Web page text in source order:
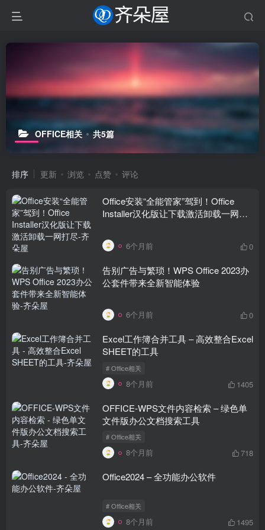
OFFICE相关 共5篇
排序 更新 浏览 点赞 评论
Office安装“全能管家”驾到！Office
Installer汉化版让下载激活卸载一网打
6个月前 0
告别广告与繁琐！WPS Office 2023办
公套件带来全新智能体验
6个月前 0
Excel工作簿合并工具 – 高效整合Excel
SHEET的工具
# Office相关
8个月前 1405
OFFICE-WPS文件内容检索 – 绿色单
文件版办公文档搜索工具
# Office相关
8个月前 718
Office2024 – 全功能办公软件
# Office相关
8个月前 1495